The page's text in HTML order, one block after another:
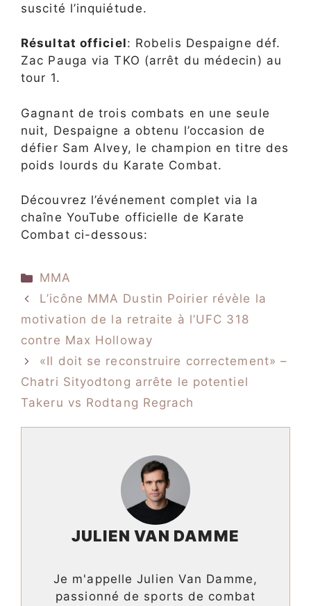
suscité l’inquiétude.
Résultat officiel: Robelis Despaigne déf.
Zac Pauga via TKO (arrêt du médecin) au
tour 1.
Gagnant de trois combats en une seule
nuit, Despaigne a obtenu l’occasion de
défier Sam Alvey, le champion en titre des
poids lourds du Karate Combat.
Découvrez l’événement complet via la
chaîne YouTube officielle de Karate
Combat ci-dessous:
Catégories
MMA
L’icône MMA Dustin Poirier révèle la
motivation de la retraite à l’UFC 318
contre Max Holloway
«Il doit se reconstruire correctement» –
Chatri Sityodtong arrête le potentiel
Takeru vs Rodtang Regrach
JULIEN VAN DAMME
Je m'appelle Julien Van Damme,
passionné de sports de combat